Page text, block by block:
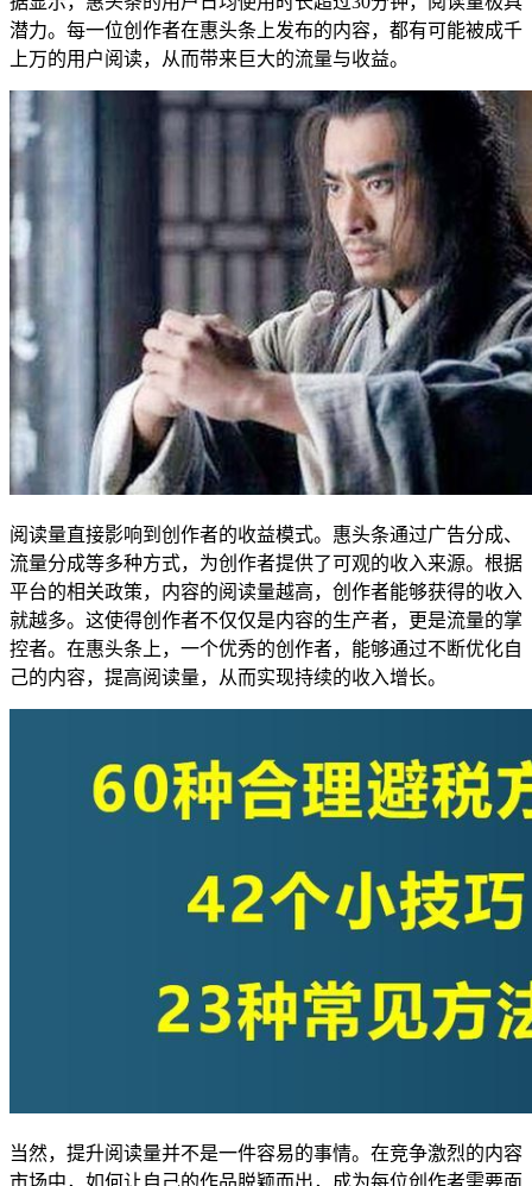
潜力。每一位创作者在惠头条上发布的内容，都有可能被成千
上万的用户阅读，从而带来巨大的流量与收益。
阅读量直接影响到创作者的收益模式。惠头条通过广告分成、
流量分成等多种方式，为创作者提供了可观的收入来源。根据
平台的相关政策，内容的阅读量越高，创作者能够获得的收入
就越多。这使得创作者不仅仅是内容的生产者，更是流量的掌
控者。在惠头条上，一个优秀的创作者，能够通过不断优化自
己的内容，提高阅读量，从而实现持续的收入增长。
当然，提升阅读量并不是一件容易的事情。在竞争激烈的内容
市场中，如何让自己的作品脱颖而出，成为每位创作者需要面